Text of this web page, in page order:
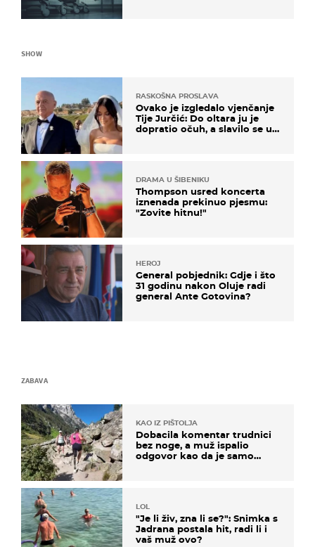
SHOW
RASKOŠNA PROSLAVA
Ovako je izgledalo vjenčanje
Tije Jurčić: Do oltara ju je
dopratio očuh, a slavilo se uz
DRAMA U ŠIBENIKU
Thompson usred koncerta
iznenada prekinuo pjesmu:
"Zovite hitnu!"
HEROJ
General pobjednik: Gdje i što
31 godinu nakon Oluje radi
general Ante Gotovina?
ZABAVA
KAO IZ PIŠTOLJA
Dobacila komentar trudnici
bez noge, a muž ispalio
odgovor kao da je samo
LOL
"Je li živ, zna li se?": Snimka s
Jadrana postala hit, radi li i
vaš muž ovo?